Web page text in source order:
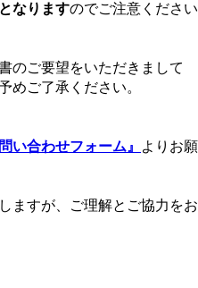
なりますのでご注意ください
のご要望をいただきまして
めご了承ください。
問い合わせフォーム』
よりお願
ますが、ご理解とご協力をお